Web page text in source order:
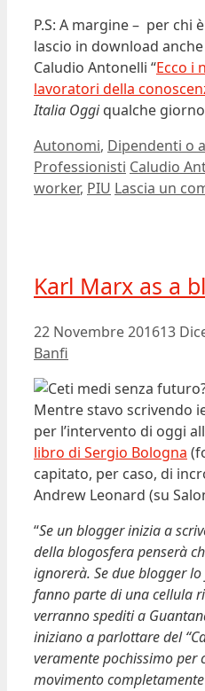
P.S: A margine – per chi
lascio in download
Caludio Antonelli “Ecco i
lavoratori della
Italia Oggiqualche
Categorie
Autonomi, Dipendenti o
Professionisti Tag
Caludio
worker, PIU Lascia un
Karl Marx as a
22 Novembre 201613
Banfi
Mentre stavo scrivendo
per l’intervento di oggi
libro di Sergio Bologna
capitato, per caso, di
Andrew Leonard (su
“Se un blogger inizia a
della blogosfera penserà
ignorerà. Se due blogger
fanno parte di una cellula
verranno spediti a
iniziano a parlottare del
veramente pochissimo per
movimento